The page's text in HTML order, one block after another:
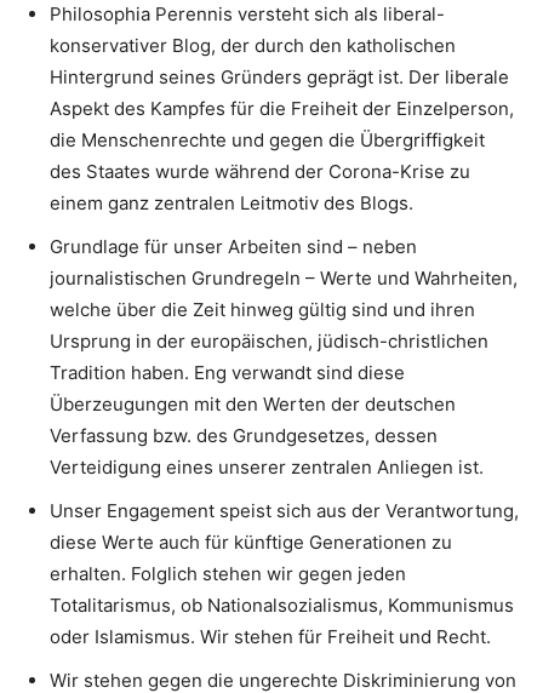
Philosophia Perennis versteht sich als liberal-
konservativer Blog, der durch den katholischen
Hintergrund seines Gründers geprägt ist. Der liberale
Aspekt des Kampfes für die Freiheit der Einzelperson,
die Menschenrechte und gegen die Übergriffigkeit
des Staates wurde während der Corona-Krise zu
einem ganz zentralen Leitmotiv des Blogs.
Grundlage für unser Arbeiten sind – neben
journalistischen Grundregeln – Werte und Wahrheiten,
welche über die Zeit hinweg gültig sind und ihren
Ursprung in der europäischen, jüdisch-christlichen
Tradition haben. Eng verwandt sind diese
Überzeugungen mit den Werten der deutschen
Verfassung bzw. des Grundgesetzes, dessen
Verteidigung eines unserer zentralen Anliegen ist.
Unser Engagement speist sich aus der Verantwortung,
diese Werte auch für künftige Generationen zu
erhalten. Folglich stehen wir gegen jeden
Totalitarismus, ob Nationalsozialismus, Kommunismus
oder Islamismus. Wir stehen für Freiheit und Recht.
Wir stehen gegen die ungerechte Diskriminierung von